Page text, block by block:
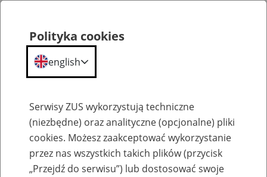
Kalendarium
Polityka cookies
english
Serwisy ZUS wykorzystują techniczne
(niezbędne) oraz analityczne (opcjonalne) pliki
cookies. Możesz zaakceptować wykorzystanie
przez nas wszystkich takich plików (przycisk
„Przejdź do serwisu”) lub dostosować swoje